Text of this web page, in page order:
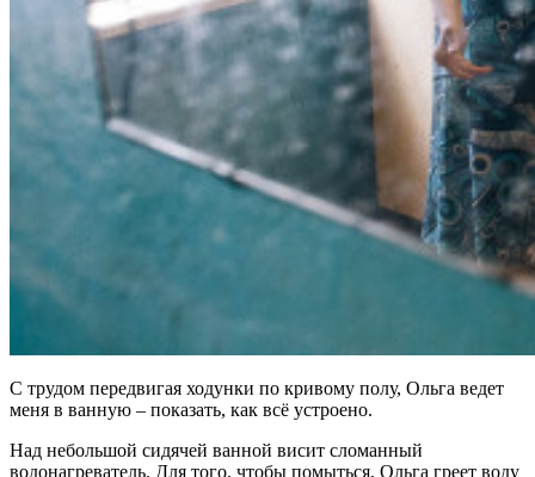
С трудом передвигая ходунки по кривому полу, Ольга ведет
меня в ванную – показать, как всё устроено.
Над небольшой сидячей ванной висит сломанный
водонагреватель. Для того, чтобы помыться, Ольга греет воду